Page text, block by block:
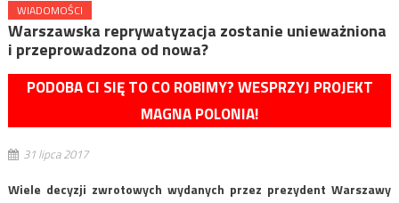
WIADOMOŚCI
Warszawska reprywatyzacja zostanie unieważniona
i przeprowadzona od nowa?
PODOBA CI SIĘ TO CO ROBIMY? WESPRZYJ PROJEKT
MAGNA POLONIA!
31 lipca 2017
Wiele decyzji zwrotowych wydanych przez prezydent Warszawy